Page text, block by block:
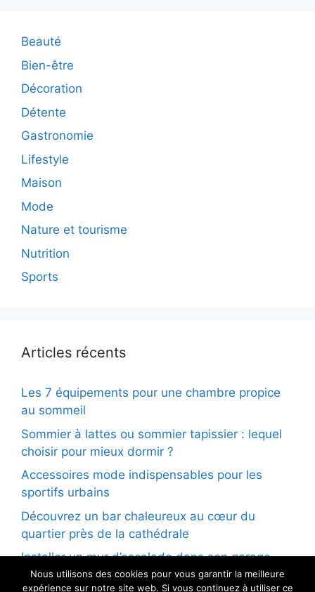
Beauté
Bien-être
Décoration
Détente
Gastronomie
Lifestyle
Maison
Mode
Nature et tourisme
Nutrition
Sports
Articles récents
Les 7 équipements pour une chambre propice
au sommeil
Sommier à lattes ou sommier tapissier : lequel
choisir pour mieux dormir ?
Accessoires mode indispensables pour les
sportifs urbains
Découvrez un bar chaleureux au cœur du
quartier près de la cathédrale
Installer un mur d’escalade dans son garage
Nous utilisons des cookies pour vous garantir la meilleure
expérience sur notre site web. Si vous continuez à utiliser ce